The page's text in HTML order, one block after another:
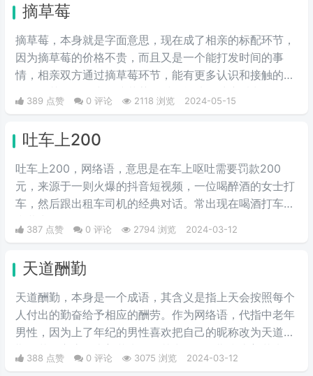
摘草莓
摘草莓，本身就是字面意思，现在成了相亲的标配环节，
因为摘草莓的价格不贵，而且又是一个能打发时间的事
情，相亲双方通过摘草莓环节，能有更多认识和接触的机
会，尤其女性在蹲下摘草莓的时候能从多维度看出女性的
身材，看以后适不适合做女朋友，适不适合结婚过日子。
时会安排上这一流程。
389 点赞 0 评论 2118 浏览 2024-05-15
吐车上200
吐车上200，网络语，意思是在车上呕吐需要罚款200
元，来源于一则火爆的抖音短视频，一位喝醉酒的女士打
车，然后跟出租车司机的经典对话。常出现在喝酒打车的
387 点赞 0 评论 2794 浏览 2024-03-12
天道酬勤
天道酬勤，本身是一个成语，其含义是指上天会按照每个
人付出的勤奋给予相应的酬劳。作为网络语，代指中老年
男性，因为上了年纪的男性喜欢把自己的昵称改为天道酬
勤，花开富贵，上善若水等，其中天道酬勤和上善若水深
受男性用户的喜欢，花开富贵深受女性用户的青睐。
388 点赞 0 评论 3075 浏览 2024-03-12